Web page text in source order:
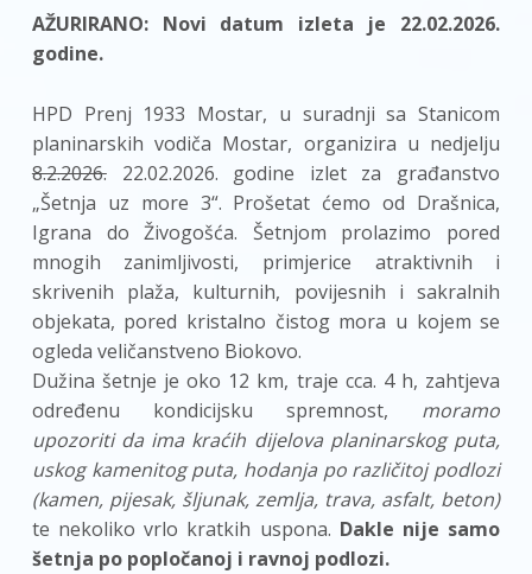
AŽURIRANO: Novi datum izleta je 22.02.2026.
godine.
HPD Prenj 1933 Mostar, u suradnji sa Stanicom
planinarskih vodiča Mostar, organizira u nedjelju
8.2.2026.22.02.2026. godine izlet za građanstvo
„Šetnja uz more 3“. Prošetat ćemo od Drašnica,
Igrana do Živogošća. Šetnjom prolazimo pored
mnogih zanimljivosti, primjerice atraktivnih i
skrivenih plaža, kulturnih, povijesnih i sakralnih
objekata, pored kristalno čistog mora u kojem se
ogleda veličanstveno Biokovo.
Dužina šetnje je oko 12 km, traje cca. 4 h, zahtjeva
određenu kondicijsku spremnost, moramo
upozoriti da ima kraćih dijelova planinarskog puta,
uskog kamenitogputa, hodanja po različitoj podlozi
(kamen, pijesak, šljunak, zemlja, trava, asfalt, beton)
te nekoliko vrlo kratkih uspona. Dakle nije samo
šetnja po popločanoj i ravnoj podlozi.